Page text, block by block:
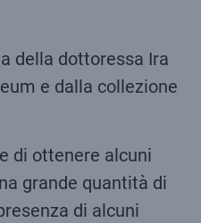
della dottoressa Ira
e dalla collezione
di ottenere alcuni
grande quantità di
di alcuni